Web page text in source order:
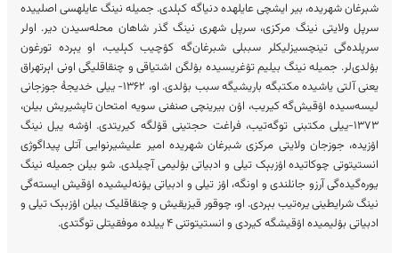
شبرغان شهریده، بیر ایشچی عایله‎ده دنیا‌‎گه کېلدی. جمیله نینگ عایله‎سی اصلییده
سرپل ولایتی نینگ مرکزی، سرپل شهری نینگ گذر شاهان محلەسیدن دیر. او‎لر
سرپلدەگی تینچ‎سیز‌لیک‎لر سببلی شبرغان‌‎گه کۉچیب کېلیب، او یېرده تورغون
بۉلدی‌لر. جمیله نینگ بیلیم‌‌‎ تۉغریسیده بۉلگن اشتیاقی و چنقاقلیگی اونی اېرته‎راق
یعنی آلتی یاشی‎ده مکتبگه باریشیگه سبب بۉلدی. او، ۱۳۶۲- ییلی خدیجهٔ جوزجانی
لیسه‌سی‎ده اۉقیش‌‎گه کیریب، اۉن بیرینچی صنف‎نی سویه امتحان تاپشیریش بیلن،
۱۳۷۳-ییلی مکتبنی توگه‌تیب، فراغت حجتینی قۉل‎گه کیریتدی. اۉشه ییل نینگ
اۉزیده، جوزجان ولایتی مرکزی شبرغان شهریده امیر علیشیرنوایی آتلی پیداگوژی
انستیتوتی چوکاتی‎ده اۉزبېک تیلی و ادبیاتی بۉلیمی آچیلدی. شو بیلن جمیله نینگ
یوره‌گیده‌گی آرزو جانلندی و اونگه، اۉز تیلی و ادبیاتی یۉنه‌لیشیده اۉقیش ایسته‌گی
نینگ شرایطینی یره‌تیب بېردی. او، چوقور قیزیقیش و چنقاقلیک بیلن اۉزبېک تیلی و
ادبیاتی بۉلیمیده اۉقیش‎گه کیردی و انستیتوت‎نی ۴ ییلده موفقیتلی توگتدی.